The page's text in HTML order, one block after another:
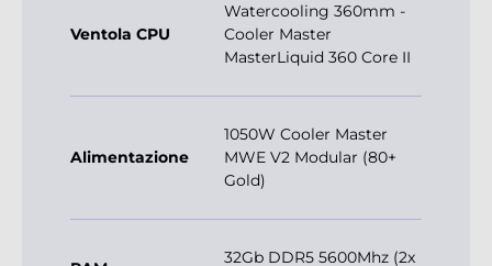
Ventola CPU
Watercooling 360mm -
Cooler Master
MasterLiquid 360 Core II
Alimentazione
1050W Cooler Master
MWE V2 Modular (80+
Gold)
32Gb DDR5 5600Mhz (2x